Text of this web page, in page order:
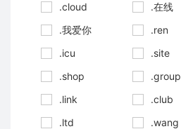
.cloud
.在线
.我爱你
.ren
.icu
.site
.shop
.group
.link
.club
.ltd
.wang